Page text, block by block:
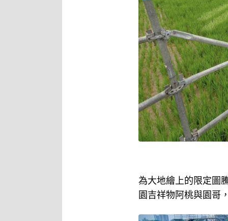
為大地繪上的限定圖
園吉祥物阿桃與園哥